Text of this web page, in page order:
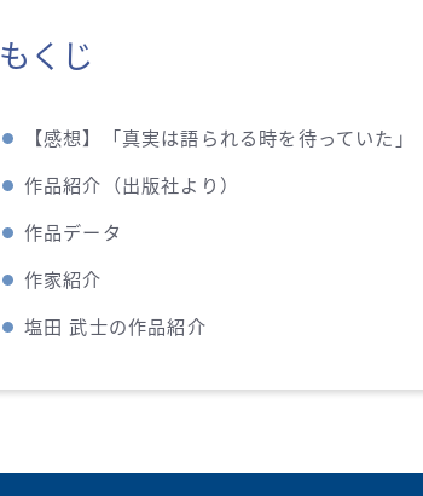
もくじ
【感想】「真実は語られる時を待っていた」
作品紹介（出版社より）
作品データ
作家紹介
塩田 武士の作品紹介